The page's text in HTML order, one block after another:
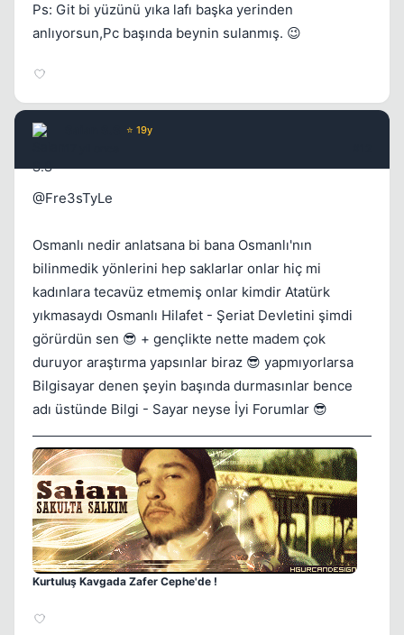
Ps: Git bi yüzünü yıka lafı başka yerinden
anlıyorsun,Pc başında beynin sulanmış. 😉
⭐ 19y
@Fre3sTyLe
Osmanlı nedir anlatsana bi bana Osmanlı'nın
bilinmedik yönlerini hep saklarlar onlar hiç mi
kadınlara tecavüz etmemiş onlar kimdir Atatürk
yıkmasaydı Osmanlı Hilafet - Şeriat Devletini şimdi
görürdün sen 😎 + gençlikte nette madem çok
duruyor araştırma yapsınlar biraz 😎 yapmıyorlarsa
Bilgisayar denen şeyin başında durmasınlar bence
adı üstünde Bilgi - Sayar neyse İyi Forumlar 😎
Kurtuluş Kavgada Zafer Cephe'de !